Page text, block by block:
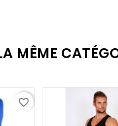
MÊME
favorite_border